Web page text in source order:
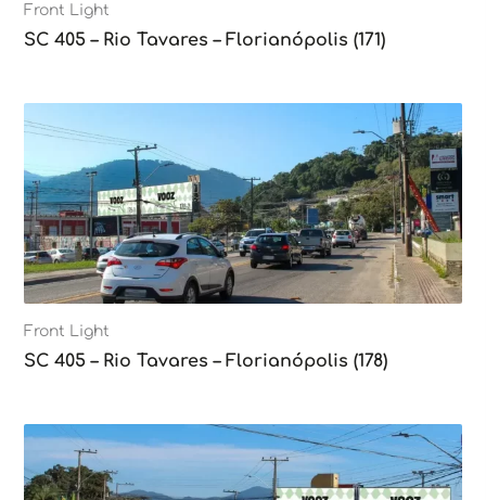
Front Light
SC 405 – Rio Tavares – Florianópolis (171)
Front Light
SC 405 – Rio Tavares – Florianópolis (178)